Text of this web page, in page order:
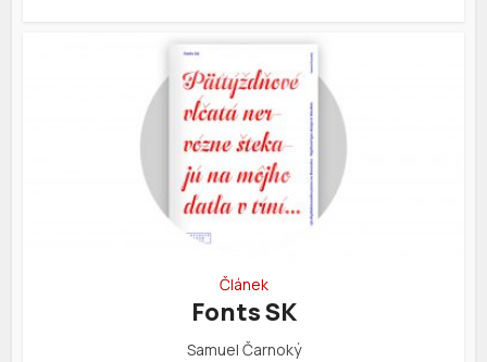
Článek
Fonts SK
Samuel Čarnoký